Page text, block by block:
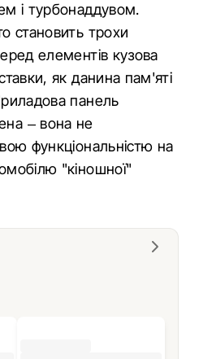
і турбонаддувом.
становить трохи
елементів кузова
як данина пам'яті
панель
– вона не
функціональністю на
"кіношної"